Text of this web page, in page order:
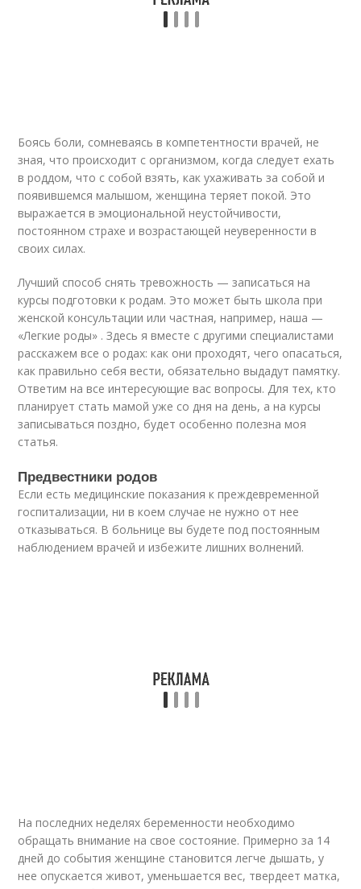
Боясь боли, сомневаясь в компетентности врачей, не
зная, что происходит с организмом, когда следует ехать
в роддом, что с собой взять, как ухаживать за собой и
появившемся малышом, женщина теряет покой. Это
выражается в эмоциональной неустойчивости,
постоянном страхе и возрастающей неуверенности в
своих силах.
Лучший способ снять тревожность — записаться на
курсы подготовки к родам. Это может быть школа при
женской консультации или частная, например, наша —
«Легкие роды» . Здесь я вместе с другими специалистами
расскажем все о родах: как они проходят, чего опасаться,
как правильно себя вести, обязательно выдадут памятку.
Ответим на все интересующие вас вопросы. Для тех, кто
планирует стать мамой уже со дня на день, а на курсы
записываться поздно, будет особенно полезна моя
статья.
Предвестники родов
Если есть медицинские показания к преждевременной
госпитализации, ни в коем случае не нужно от нее
отказываться. В больнице вы будете под постоянным
наблюдением врачей и избежите лишних волнений.
На последних неделях беременности необходимо
обращать внимание на свое состояние. Примерно за 14
дней до события женщине становится легче дышать, у
нее опускается живот, уменьшается вес, твердеет матка,